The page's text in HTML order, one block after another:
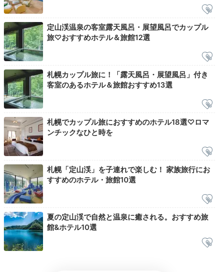
露天風呂
浴場や露天風呂で、“定山渓温泉”を堪能しましょう。さ
らなる癒しを求めるなら、本場フィンランド式「サウ
ナ」や、女性専用の「岩盤浴スパ」
まだ雪の残る露天風呂を満喫し、のんびり過ごしました。
定山渓温泉の客室露天風呂・展望風呂でカップル
旅♡おすすめホテル＆旅館12選
札幌カップル旅に！「露天風呂・展望風呂」付き
客室のあるホテル＆旅館おすすめ13選
札幌でカップル旅におすすめのホテル18選♡ロマ
ンチックなひと時を
札幌「定山渓」を子連れで楽しむ！ 家族旅行にお
すすめのホテル・旅館10選
夏の定山渓で自然と温泉に癒される。おすすめ旅
館&ホテル10選